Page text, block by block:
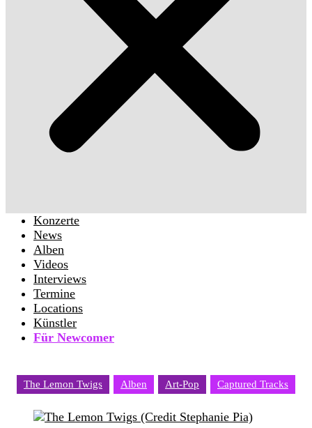
Konzerte
News
Alben
Videos
Interviews
Termine
Locations
Künstler
Für Newcomer
The Lemon Twigs Alben Art-Pop Captured Tracks